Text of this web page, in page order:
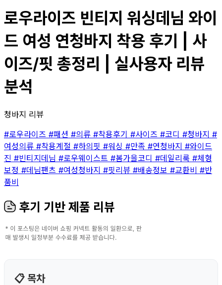
로우라이즈 빈티지 워싱데님 와이
드 여성 연청바지 착용 후기 | 사
이즈/핏 총정리 | 실사용자 리뷰
분석
청바지 리뷰
#로우라이즈 #패션 #의류 #착용후기 #사이즈 #코디 #청바지 #
여성의류 #착용계절 #하의핏 #워싱 #만족 #연청바지 #와이드
진 #빈티지데님 #로우웨이스트 #봄가을코디 #데일리룩 #체형
보정 #데님팬츠 #여성청바지 #핏리뷰 #배송정보 #교환비 #반
품비
후기 기반 제품 리뷰
📋 목차